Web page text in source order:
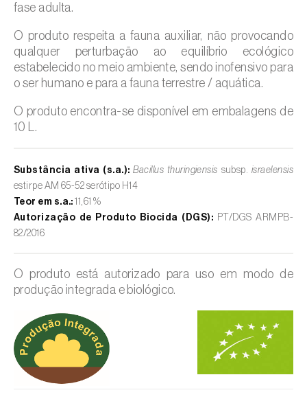
fase adulta.
O produto respeita a fauna auxiliar, não provocando
qualquer perturbação ao equilíbrio ecológico
estabelecido no meio ambiente, sendo inofensivo para
o ser humano e para a fauna terrestre / aquática.
O produto encontra-se disponível em embalagens de
10 L.
Substância ativa (s.a.):Bacillus thuringiensis subsp.israelensis
estirpe AM 65-52 serótipo H14
Teor em s.a.:11,61 %
Autorização de Produto Biocida (DGS): PT/DGS ARMPB-
82/2016
O produto está autorizado para uso em modo de
produção integrada e biológico.